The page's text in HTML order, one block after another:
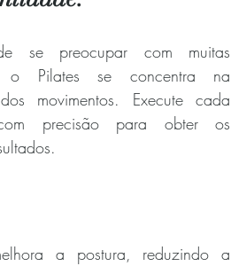
se preocupar com muitas
o Pilates se concentra na
movimentos. Execute cada
precisão para obter os
a postura, reduzindo a